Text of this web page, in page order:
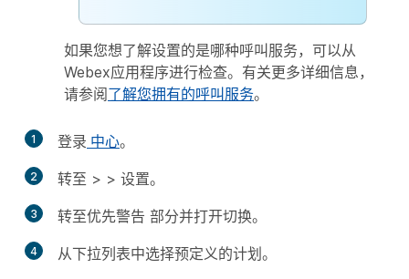
如果您想了解设置的是哪种呼叫服务，可以从
Webex应用程序进行检查。有关更多详细信息，
请参阅了解您拥有的呼叫服务。
1 登录 中心。
2 转至 > > 设置。
3 转至优先警告 部分并打开切换。
4
从下拉列表中选择预定义的计划。